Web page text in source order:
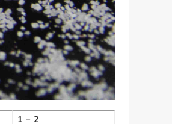
1 – 2